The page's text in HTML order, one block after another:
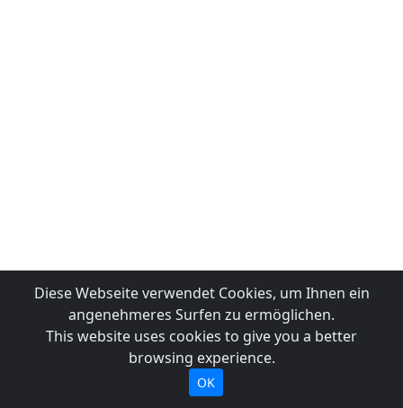
Diese Webseite verwendet Cookies, um Ihnen ein
angenehmeres Surfen zu ermöglichen.
This website uses cookies to give you a better
browsing experience.
OK